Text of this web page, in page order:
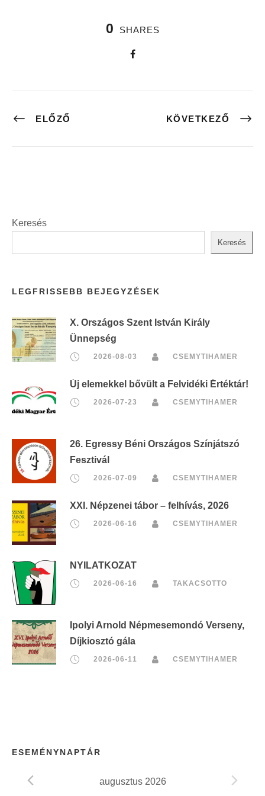
0 SHARES
ELŐZŐ KÖVETKEZŐ
Keresés
Keresés
LEGFRISSEBB BEJEGYZÉSEK
X. Országos Szent István Király
Ünnepség
2026-08-03 CSEMYTIHAMER
Új elemekkel bővült a Felvidéki Értéktár!
2026-07-23 CSEMYTIHAMER
26. Egressy Béni Országos Színjátszó
Fesztivál
2026-07-09 CSEMYTIHAMER
XXI. Népzenei tábor – felhívás, 2026
2026-06-16 CSEMYTIHAMER
NYILATKOZAT
2026-06-16 TAKACSOTTO
Ipolyi Arnold Népmesemondó Verseny,
Díjkiosztó gála
2026-06-11 CSEMYTIHAMER
ESEMÉNYNAPTÁR
augusztus 2026